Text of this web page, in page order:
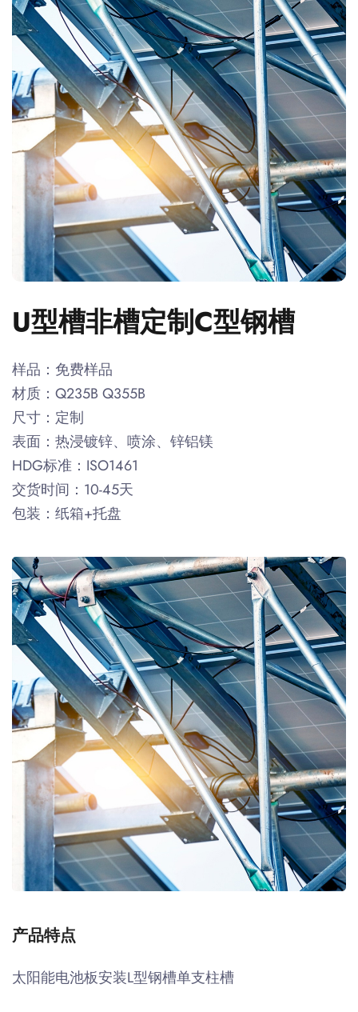
U型槽非槽定制C型钢槽
样品：免费样品
材质：Q235B Q355B
尺寸：定制
表面：热浸镀锌、喷涂、锌铝镁
HDG标准：ISO1461
交货时间：10-45天
包装：纸箱+托盘
产品特点
太阳能电池板安装L型钢槽单支柱槽